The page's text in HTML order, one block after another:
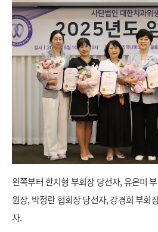
왼쪽부터 한지형 부회장 당선자, 유은미
원장, 박정란 협회장 당선자, 강경희 부회
자.